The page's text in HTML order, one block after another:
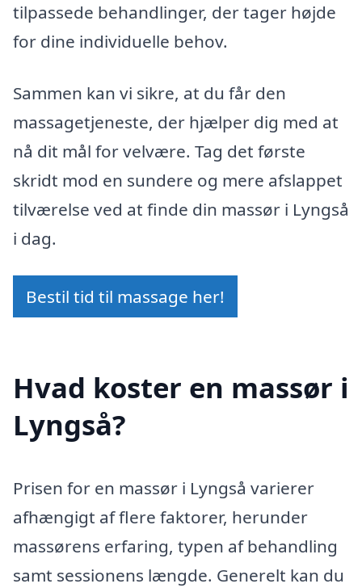
tilpassede behandlinger, der tager højde
for dine individuelle behov.
Sammen kan vi sikre, at du får den
massagetjeneste, der hjælper dig med at
nå dit mål for velvære. Tag det første
skridt mod en sundere og mere afslappet
tilværelse ved at finde din massør i Lyngså
i dag.
Bestil tid til massage her!
Hvad koster en massør i
Lyngså?
Prisen for en massør i Lyngså varierer
afhængigt af flere faktorer, herunder
massørens erfaring, typen af behandling
samt sessionens længde. Generelt kan du